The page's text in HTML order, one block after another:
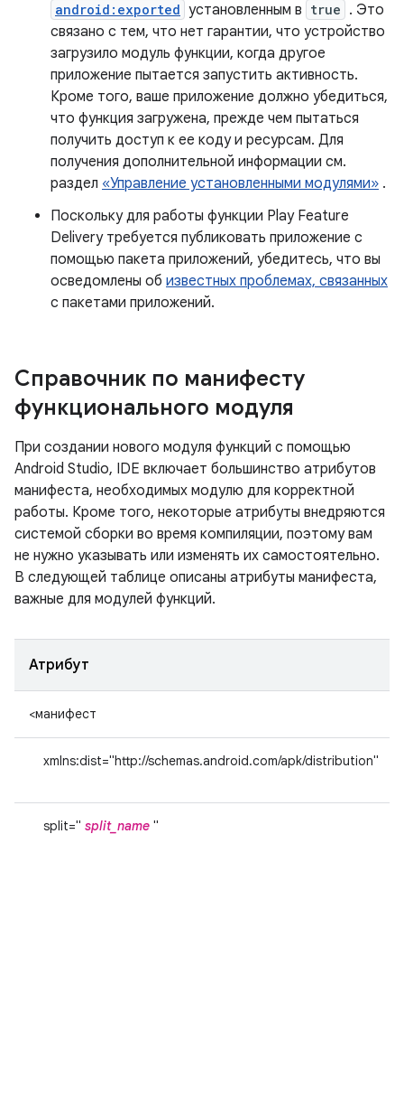
android:exported установленным в true . Это
связано с тем, что нет гарантии, что устройство
загрузило модуль функции, когда другое
приложение пытается запустить активность.
Кроме того, ваше приложение должно убедиться,
что функция загружена, прежде чем пытаться
получить доступ к ее коду и ресурсам. Для
получения дополнительной информации см.
раздел «Управление установленными модулями» .
Поскольку для работы функции Play Feature
Delivery требуется публиковать приложение с
помощью пакета приложений, убедитесь, что вы
осведомлены об известных проблемах, связанных
с пакетами приложений.
Справочник по манифесту
функционального модуля
При создании нового модуля функций с помощью
Android Studio, IDE включает большинство атрибутов
манифеста, необходимых модулю для корректной
работы. Кроме того, некоторые атрибуты внедряются
системой сборки во время компиляции, поэтому вам
не нужно указывать или изменять их самостоятельно.
В следующей таблице описаны атрибуты манифеста,
важные для модулей функций.
Атрибут
<манифест
xmlns:dist="http://schemas.android.com/apk/distribution"
split=" split_name "